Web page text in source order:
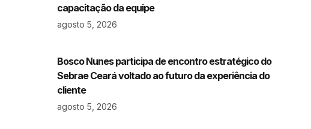
capacitação da equipe
agosto 5, 2026
Bosco Nunes participa de encontro estratégico do
Sebrae Ceará voltado ao futuro da experiência do
cliente
agosto 5, 2026